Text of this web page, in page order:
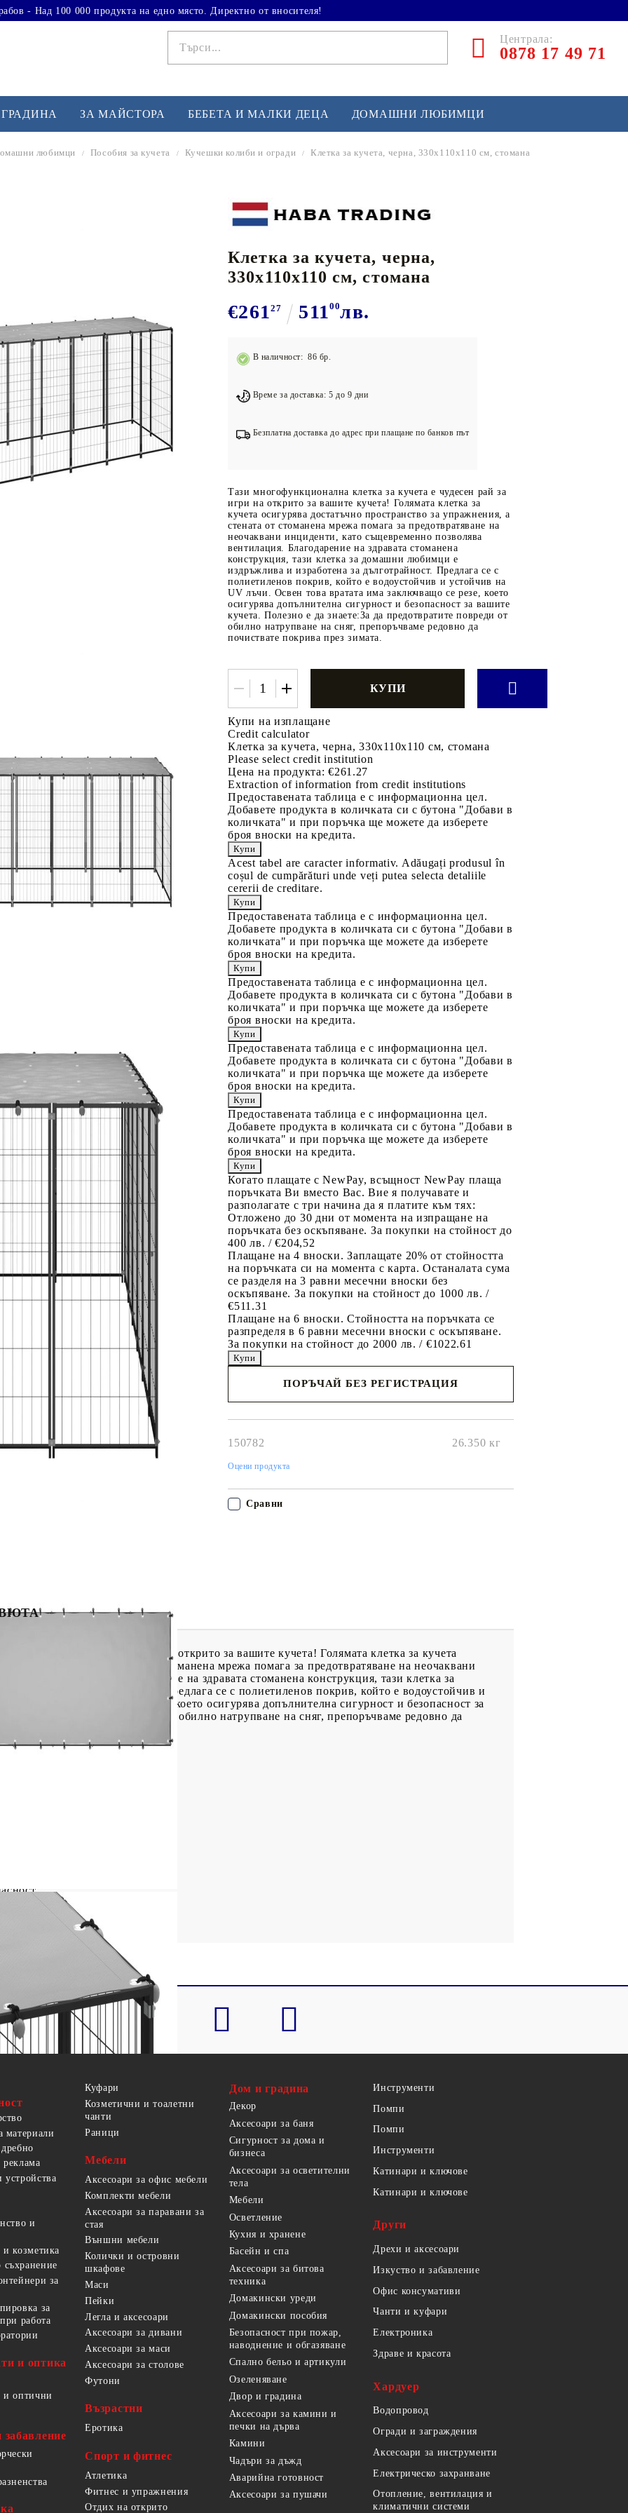
- Над 100 000 продукта на едно място. Директно от вносителя!
Централа:
0878 17 49 71
Подложки за фитнес уреди
Лостове за набиране
Силови кули
Йога и пилатес
Баскетбол
Бейзбол и софтбол
Хокей и лакрос
Основно спортно оборудване
ЗА МАЙСТОРА БЕБЕТА И МАЛКИ ДЕЦА ДОМАШНИ ЛЮБИМЦИ
любимци Пособия за кучета Кучешки колиби и огради Клетка за кучета, черна, 330x110x110 см, стомана
Tweet
Клетка за кучета, черна,
330x110x110 см, стомана
€26127 51100лв.
В наличност: 86 бр.
Време за доставка: 5 до 9 дни
Безплатна доставка до адрес при плащане по банков път
Тази многофункционална клетка за кучета е чудесен рай за
игри на открито за вашите кучета! Голямата клетка за
кучета осигурява достатъчно пространство за упражнения, а
стената от стоманена мрежа помага за предотвратяване на
неочаквани инциденти, като същевременно позволява
вентилация. Благодарение на здравата стоманена
конструкция, тази клетка за домашни любимци е
издръжлива и изработена за дълготрайност. Предлага се с
полиетиленов покрив, който е водоустойчив и устойчив на
UV лъчи. Освен това вратата има заключващо се резе, което
осигурява допълнителна сигурност и безопасност за вашите
кучета. Полезно е да знаете:За да предотвратите повреди от
обилно натрупване на сняг, препоръчваме редовно да
почиствате покрива през зимата.
Купи на изплащане
Credit calculator
Клетка за кучета, черна, 330x110x110 см, стомана
Please select credit institution
Цена на продукта: €261.27
Extraction of information from credit institutions
Предоставената таблица е с информационна цел.
Добавете продукта в количката си с бутона "Добави в
количката" и при поръчка ще можете да изберете
броя вноски на кредита.
Acest tabel are caracter informativ. Adăugați produsul în
coșul de cumpărături unde veți putea selecta detaliile
cererii de creditare.
Предоставената таблица е с информационна цел.
Добавете продукта в количката си с бутона "Добави в
количката" и при поръчка ще можете да изберете
броя вноски на кредита.
Предоставената таблица е с информационна цел.
Добавете продукта в количката си с бутона "Добави в
количката" и при поръчка ще можете да изберете
броя вноски на кредита.
Предоставената таблица е с информационна цел.
Добавете продукта в количката си с бутона "Добави в
количката" и при поръчка ще можете да изберете
броя вноски на кредита.
Предоставената таблица е с информационна цел.
Добавете продукта в количката си с бутона "Добави в
количката" и при поръчка ще можете да изберете
броя вноски на кредита.
Когато плащате с NewPay, всъщност NewPay плаща
поръчката Ви вместо Вас. Вие я получавате и
разполагате с три начина да я платите към тях:
Отложено до 30 дни от момента на изпращане на
поръчката без оскъпяване. За покупки на стойност до
400 лв. / €204,52
Плащане на 4 вноски. Заплащате 20% от стойността
на поръчката си на момента с карта. Останалата сума
се разделя на 3 равни месечни вноски без
оскъпяване. За покупки на стойност до 1000 лв. /
€511.31
Плащане на 6 вноски. Стойността на поръчката се
разпределя в 6 равни месечни вноски с оскъпяване.
За покупки на стойност до 2000 лв. / €1022.61
ПОРЪЧАЙ БЕЗ РЕГИСТРАЦИЯ
150782 26.350 кг
Оцени продукта
Сравни
е чудесен рай за игри на открито за вашите кучета! Голямата клетка за кучета
за упражнения, а стената от стоманена мрежа помага за предотвратяване на неочаквани
вентилация. Благодарение на здравата стоманена конструкция, тази клетка за
за дълготрайност. Предлага се с полиетиленов покрив, който е водоустойчив и
има заключващо се резе, което осигурява допълнителна сигурност и безопасност за
да предотвратите повреди от обилно натрупване на сняг, препоръчваме редовно да
материали
и
козметика
за
за
работа
и оптика
и оптични
забавление
Куфари
Козметични и тоалетни
чанти
Раници
Мебели
Аксесоари за офис мебели
Комплекти мебели
Аксесоари за паравани за
стая
Външни мебели
Колички и островни
шкафове
Маси
Пейки
Легла и аксесоари
Аксесоари за дивани
Аксесоари за маси
Аксесоари за столове
Футони
Възрастни
Еротика
Спорт и фитнес
Атлетика
Фитнес и упражнения
Отдих на открито
Дом и градина
Декор
Аксесоари за баня
Сигурност за дома и
бизнеса
Аксесоари за осветителни
тела
Мебели
Осветление
Кухня и хранене
Басейн и спа
Аксесоари за битова
техника
Домакински уреди
Домакински пособия
Безопасност при пожар,
наводнение и обгазяване
Спално бельо и артикули
Озеленяване
Двор и градина
Аксесоари за камини и
печки на дърва
Камини
Чадъри за дъжд
Аварийна готовност
Аксесоари за пушачи
Инструменти
Помпи
Помпи
Инструменти
Катинари и ключове
Катинари и ключове
Други
Дрехи и аксесоари
Изкуство и забавление
Офис консумативи
Чанти и куфари
Електроника
Здраве и красота
Хардуер
Водопровод
Огради и заграждения
Аксесоари за инструменти
Електрическо захранване
Отопление, вентилация и
климатични системи